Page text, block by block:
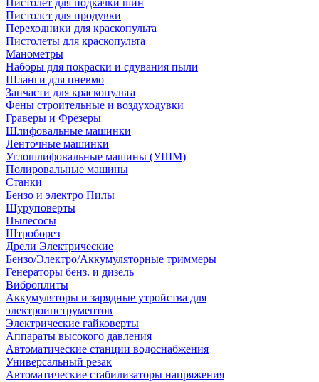
Пистолет для подкачки шин
Пистолет для продувки
Переходники для краскопульта
Пистолеты для краскопульта
Манометры
Наборы для покраски и сдувания пыли
Шланги для пневмо
Запчасти для краскопульта
Фены строительные и воздуходувки
Граверы и Фрезеры
Шлифовальные машинки
Ленточные машинки
Углошлифовальные машины (УШМ)
Полировальные машины
Станки
Бензо и электро Пилы
Шуруповерты
Пылесосы
Штроборез
Дрели Электрические
Бензо/Электро/Аккумуляторные триммеры
Генераторы бенз. и дизель
Виброплиты
Аккумуляторы и зарядные утройства для
электроинструментов
Электрические гайковерты
Аппараты высокого давления
Автоматические станции водоснабжения
Универсальный резак
Автоматические стабилизаторы напряжения